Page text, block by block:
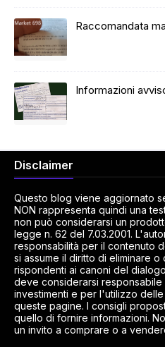
Raccomandata
Informazioni
Disclaimer
Questo blog viene aggiornato
NON rappresenta quindi una
non può considerarsi un
legge n. 62 del 7.03.2001.
responsabilità per il contenuto
si assume il diritto di eliminare
rispondenti ai canoni del
deve considerarsi
investimenti e per l'utilizzo
queste pagine. I consigli
quello di fornire informazioni.
un invito a comprare o a